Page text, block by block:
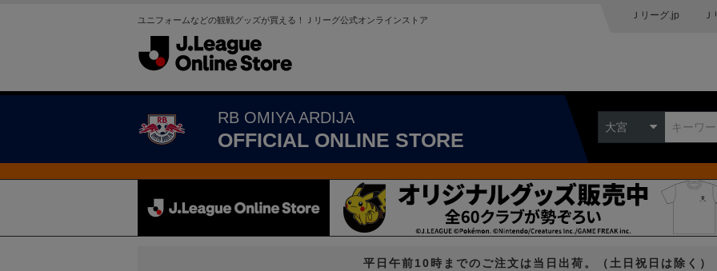
ユニフォームなどの観戦グッズが買える！Ｊリーグ公式オンラインストア Ｊリーグ.jp
RB OMIYA ARDIJA
OFFICIAL ONLINE STORE
大宮
平日午前10時までのご注文は当日出荷。（土日祝日は除く）